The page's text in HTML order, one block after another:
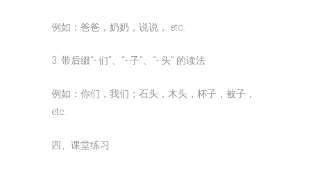
例如：爸爸，奶奶，说说， etc.
3. 带后缀“- 们”、“- 子”、“- 头” 的读法
例如：你们，我们；石头，木头，杯子，被子，
etc.
四、课堂练习